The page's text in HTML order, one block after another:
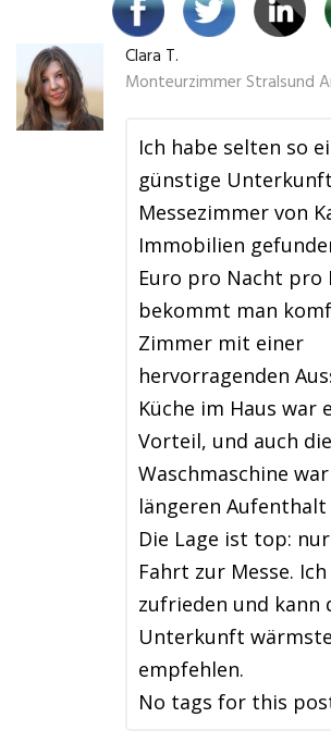
Clara T.
Monteurzimmer Stralsund
Ich habe selten so
günstige
Messezimmer von
Immobilien
Euro pro Nacht pro
bekommt man
Zimmer mit einer
hervorragenden
Küche im Haus war
Vorteil, und auch die
Waschmaschine
längeren
Die Lage ist top:
Fahrt zur Messe.
zufrieden und kann
Unterkunft
empfehlen.
No tags for this